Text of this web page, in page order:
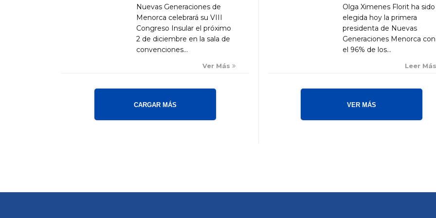
Nuevas Generaciones de
Menorca celebrará su VIII
Congreso Insular el próximo
2 de diciembre en la sala de
convenciones...
Ver Más
CARGAR MÁS
Olga Ximenes Florit ha sido
elegida hoy la primera
presidenta de Nuevas
Generaciones Menorca con
el 96% de los...
Leer
VER MÁS